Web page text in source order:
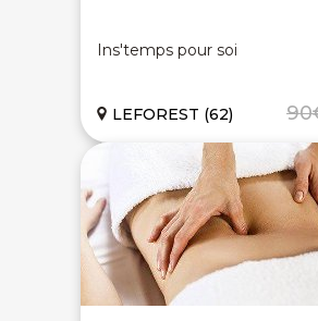
Ins'temps pour soi
LEFOREST (62)
SERVICE CLIENTS
Notre service client est ouvert du
de 9h à 12h30 et de 14h à
DEVENIR
Proposer mon
Témoignages
RECRUTEMENT
Ouvrir une agence